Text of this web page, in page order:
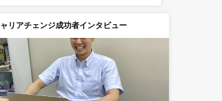
リアチェンジ成功者インタビュー